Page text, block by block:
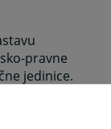
pravne
jedinice.